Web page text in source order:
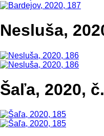
Nesluša,
Šaľa, 2020,